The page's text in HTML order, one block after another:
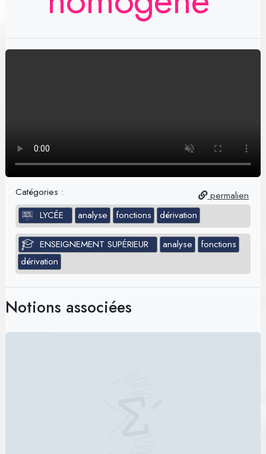
permalien
Catégories :
LYCÉE analyse fonctions dérivation
ENSEIGNEMENT SUPÉRIEUR analyse
fonctions
dérivation
Notions associées